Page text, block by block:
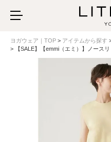
ヨガウェア｜TOP アイテムから探す
【SALE】【emmi（エミ）】ノース